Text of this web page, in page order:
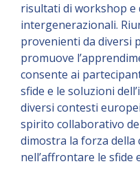
risultati di workshop e
intergenerazionali.
provenienti da diversi
promuove
consente ai
sfide e le soluzioni
diversi contesti
spirito collaborativo
dimostra la forza
nell’affrontare le sfide